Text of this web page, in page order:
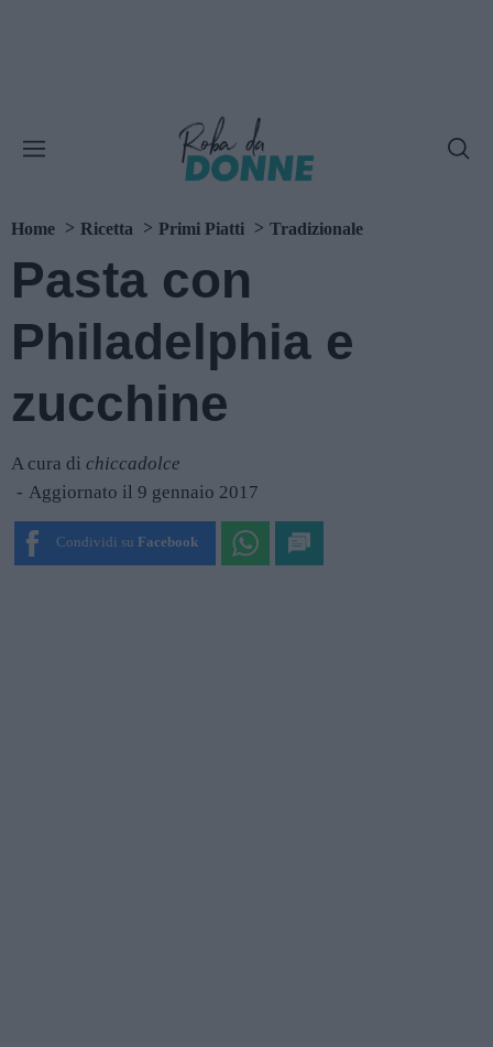
Home Ricetta Primi Piatti Tradizionale
Pasta con
Philadelphia e
zucchine
A cura di chiccadolce
Aggiornato il 9 gennaio 2017
Condividi su Facebook